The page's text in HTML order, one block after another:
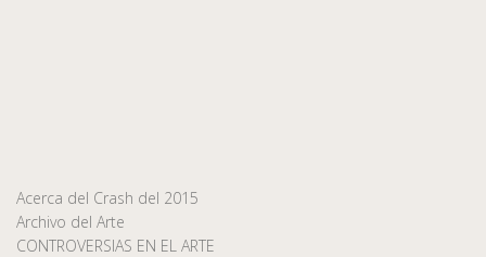
Acerca del Crash del 2015
Archivo del Arte
CONTROVERSIAS EN EL ARTE